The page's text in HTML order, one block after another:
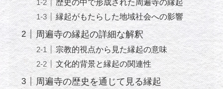
歴史の中で形成された周遍寺の縁起
縁起がもたらした地域社会への影響
周遍寺の縁起の詳細な解釈
宗教的視点から見た縁起の意味
文化的背景と縁起の関連性
周遍寺の歴史を通じて見る縁起